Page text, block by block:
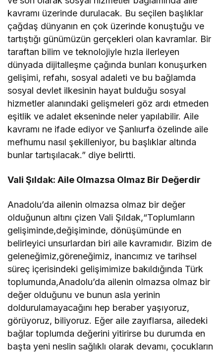
kavramı üzerinde durulacak. Bu seçilen başlıklar
çağdaş dünyanın en çok üzerinde konuştuğu ve
tartıştığı günümüzün gerçekleri olan kavramlar. Bir
taraftan bilim ve teknolojiyle hızla ilerleyen
dünyada dijitalleşme çağında bunları konuşurken
gelişimi, refahı, sosyal adaleti ve bu bağlamda
sosyal devlet ilkesinin hayat bulduğu sosyal
hizmetler alanındaki gelişmeleri göz ardı etmeden
eşitlik ve adalet ekseninde neler yapılabilir. Aile
kavramı ne ifade ediyor ve Şanlıurfa özelinde aile
mefhumu nasıl şekilleniyor, bu başlıklar altında
bunlar tartışılacak.” diye belirtti.
Vali Şıldak: Aile Olmazsa Olmaz Bir Değerdir
Anadolu’da ailenin olmazsa olmaz bir değer
olduğunun altını çizen Vali Şıldak,“Toplumların
gelişiminde,değişiminde, dönüşümünde en
belirleyici unsurlardan biri aile kavramıdır. Bizim de
geleneğimiz,göreneğimiz, inancımız ve tarihsel
süreç içerisindeki gelişimimize bakıldığında Türk
toplumunda,Anadolu’da ailenin olmazsa olmaz bir
değer olduğunu ve bunun asla yerinin
doldurulamayacağını hep beraber yaşıyoruz,
görüyoruz, biliyoruz. Eğer aile zayıflarsa, ailedeki
bağlar toplumda değerini yitirirse bu durumda en
başta yeni neslin sağlıklı olarak devamı, çocukların